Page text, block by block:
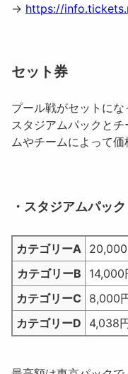
→ https://
セット券
プール戦がセットにな
スタジアムパックと
ムやチームによって価
・スタジアムパック
カテゴリーA
カテゴリーB
14,000
カテゴリーC
8,000
カテゴリーD
4,038